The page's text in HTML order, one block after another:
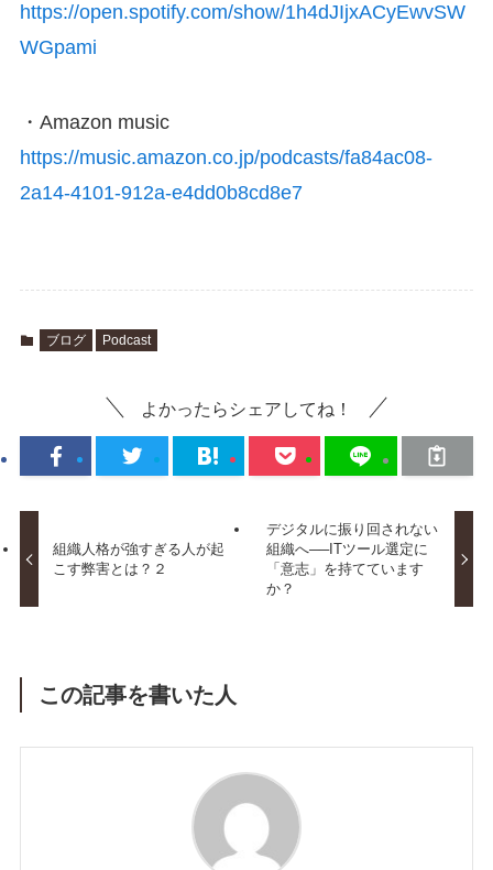
https://open.spotify.com/show/1h4dJIjxACyEwvSW
WGpami
・Amazon music
https://music.amazon.co.jp/podcasts/fa84ac08-
2a14-4101-912a-e4dd0b8cd8e7
ブログ Podcast
よかったらシェアしてね！
組織人格が強すぎる人が起
こす弊害とは？２
デジタルに振り回されない
組織へ──ITツール選定に
「意志」を持てています
か？
この記事を書いた人